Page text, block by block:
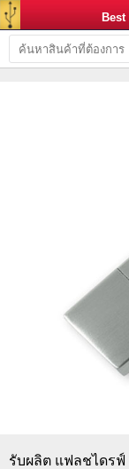
รับผลิต แฟลชไดรฟ์